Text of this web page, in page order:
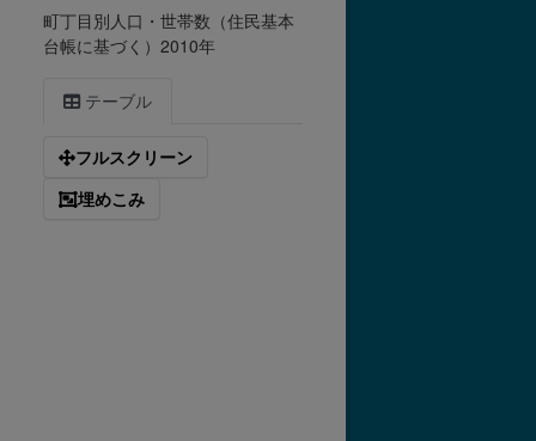
町丁目別人口・世帯数（住民基本
台帳に基づく）2010年
テーブル
フルスクリーン
埋めこみ